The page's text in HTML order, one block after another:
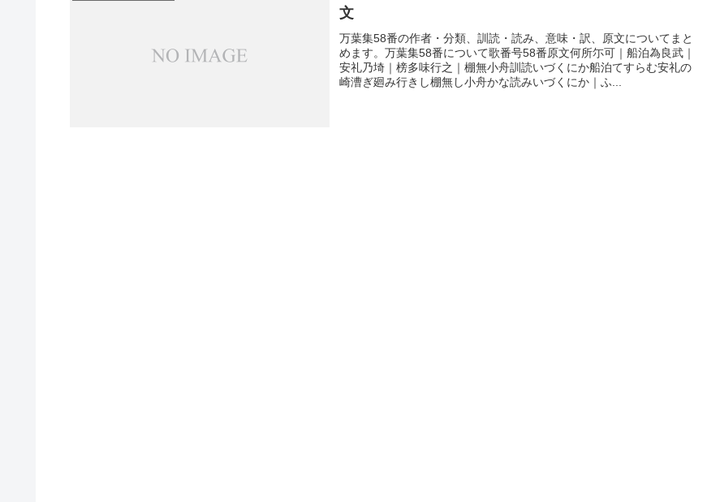
文
万葉集58番の作者・分類、訓読・読み、意味・訳、原文についてまと
めます。万葉集58番について歌番号58番原文何所尓可｜船泊為良武｜
安礼乃埼｜榜多味行之｜棚無小舟訓読いづくにか船泊てすらむ安礼の
崎漕ぎ廻み行きし棚無し小舟かな読みいづくにか｜ふ...